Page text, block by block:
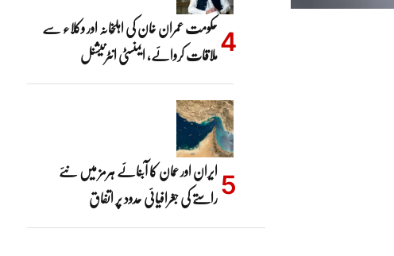
حکومت عمران خان کی اہلِخانہ اور وکلاء سے
ملاقات کروائے، ایمنسٹی انٹرنیشنل
ایران اور عمان کا آبنائے ہرمز میں نئے
راستے کی جغرافیائی حدود پر اتفاق